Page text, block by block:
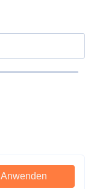
Anwenden